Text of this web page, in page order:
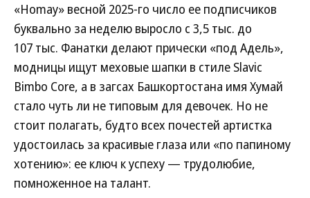
«Homay» весной 2025-го число ее подписчиков
буквально за неделю выросло с 3,5 тыс. до
107 тыс. Фанатки делают прически «под Адель»,
модницы ищут меховые шапки в стиле Slavic
Bimbo Core, а в загсах Башкортостана имя Хумай
стало чуть ли не типовым для девочек. Но не
стоит полагать, будто всех почестей артистка
удостоилась за красивые глаза или «по папиному
хотению»: ее ключ к успеху — трудолюбие,
помноженное на талант.